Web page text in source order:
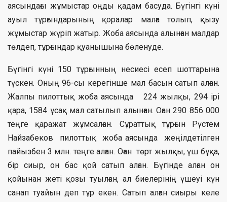
аясындағы жұмыстар оңды қадам басуда. Бүгінгі күні
ауыл тұрғындарының қоралар малға толып, қызу
жұмыстар жүріп жатыр. Жоба аясында алынған малдар
төлдеп, тұрғындар қуанышына бөленуде.
Бүгінгі күні 150 тұрғынның несиесі есеп шоттарына
түскен. Оның 96-cы керегінше мал басын сатып алған.
Жалпы пилоттық жоба аясында 224 жылқы, 294 ірі
қара, 1584 ұсақ мал сатылып алынған. Оған 290 856 000
теңге қаражат жұмсалған. Сұраттық тұрғын Рүстем
Найзабеков пилоттық жоба аясында жеңілдетілген
пайызбен 3 млн. теңге алған. Оған төрт жылқы, үш бұқа,
бір сиыр, он бас қой сатып алған. Бүгінде алған он
қойынан жеті қозы туылған, ал биелерінің үшеуі күн
санап туайын деп тұр екен. Сатып алған сиыры келе